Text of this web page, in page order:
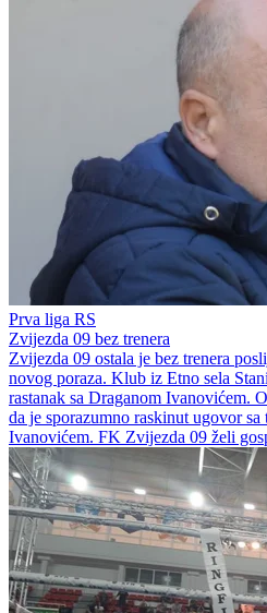
Prva liga RS
Zvijezda 09 bez trenera
Zvijezda 09 ostala je bez trenera
novog poraza. Klub iz Etno sela
rastanak sa Draganom Ivanovićem.
da je sporazumno raskinut ugovor
Ivanovićem. FK Zvijezda 09 želi